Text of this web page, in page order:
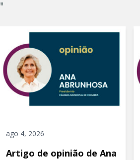
ago 4, 2026
Artigo de opinião de Ana